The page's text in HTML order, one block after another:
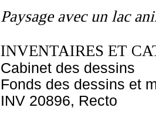
Paysage avec un lac
INVENTAIRES ET
Cabinet des dessins
Fonds des dessins et
INV 20896, Recto